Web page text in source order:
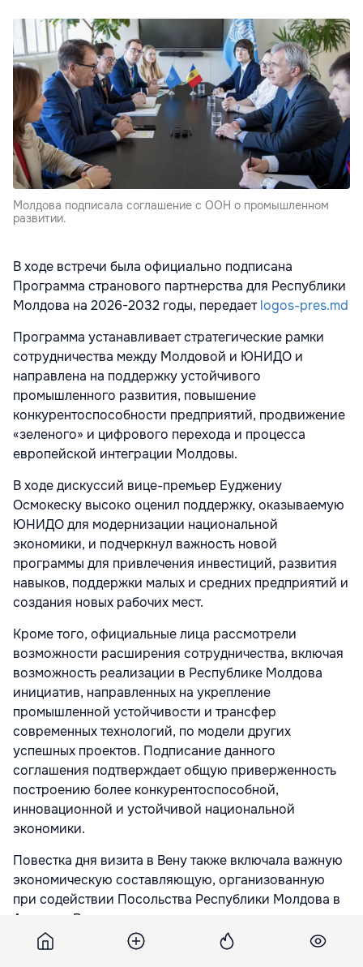
Молдова подписала соглашение с ООН о промышленном
развитии.
В ходе встречи была официально подписана
Программа странового партнерства для Республики
Молдова на 2026-2032 годы, передаетlogos-pres.md
Программа устанавливает стратегические рамки
сотрудничества между Молдовой и ЮНИДО и
направлена на поддержку устойчивого
промышленного развития, повышение
конкурентоспособности предприятий, продвижение
«зеленого» и цифрового перехода и процесса
европейской интеграции Молдовы.
В ходе дискуссий вице-премьер Еуджениу
Осмокеску высоко оценил поддержку, оказываемую
ЮНИДО для модернизации национальной
экономики, и подчеркнул важность новой
программы для привлечения инвестиций, развития
навыков, поддержки малых и средних предприятий и
создания новых рабочих мест.
Кроме того, официальные лица рассмотрели
возможности расширения сотрудничества, включая
возможность реализации в Республике Молдова
инициатив, направленных на укрепление
промышленной устойчивости и трансфер
современных технологий, по модели других
успешных проектов. Подписание данного
соглашения подтверждает общую приверженность
построению более конкурентоспособной,
инновационной и устойчивой национальной
экономики.
Повестка дня визита в Вену также включала важную
экономическую составляющую, организованную
при содействии Посольства Республики Молдова в
Австрии. Вице-премьер принял участие во встрече с
представителями австрийских компаний из таких